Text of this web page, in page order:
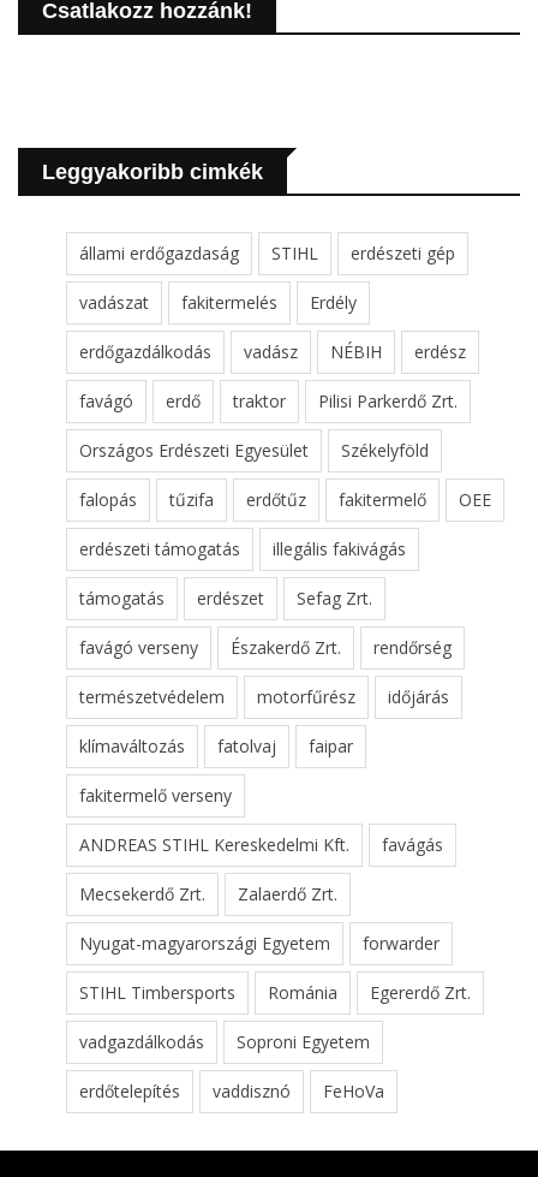
Csatlakozz hozzánk!
Leggyakoribb cimkék
állami erdőgazdaság STIHL erdészeti gép
vadászat fakitermelés Erdély
erdőgazdálkodás vadász NÉBIH erdész
favágó erdő traktor Pilisi Parkerdő Zrt.
Országos Erdészeti Egyesület Székelyföld
falopás tűzifa erdőtűz fakitermelő OEE
erdészeti támogatás illegális fakivágás
támogatás erdészet Sefag Zrt.
favágó verseny Északerdő Zrt. rendőrség
természetvédelem motorfűrész időjárás
klímaváltozás fatolvaj faipar
fakitermelő verseny
ANDREAS STIHL Kereskedelmi Kft. favágás
Mecsekerdő Zrt. Zalaerdő Zrt.
Nyugat-magyarországi Egyetem forwarder
STIHL Timbersports Románia Egererdő Zrt.
vadgazdálkodás Soproni Egyetem
erdőtelepítés vaddisznó FeHoVa